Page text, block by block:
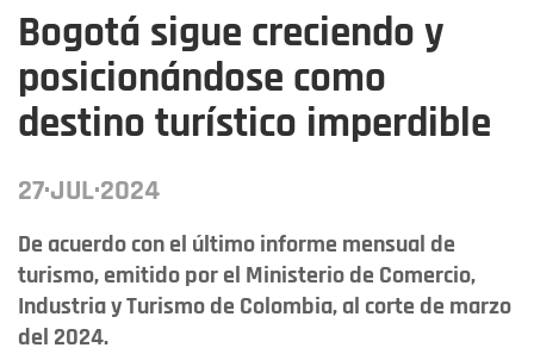
Bogotá sigue creciendo y
posicionándose como
destino turístico imperdible
27·JUL·2024
De acuerdo con el último informe mensual de
turismo, emitido por el Ministerio de Comercio,
Industria y Turismo de Colombia, al corte de marzo
del 2024.